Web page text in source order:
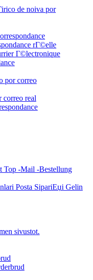
de noiva por
rГ©elle
Г©lectronique
por correo
correo real
Top -Mail -Bestellung
Posta SipariЕџi Gelin
sivustot.